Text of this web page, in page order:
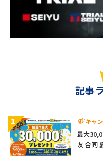
記事
1 キャ
最大
友 合同